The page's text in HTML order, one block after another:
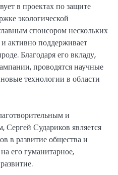
в проектах по защите
экологической
спонсором нескольких
активно поддерживает
Благодаря его вкладу,
проводятся научные
технологии в области
и
Судариков является
в развитие общества и
его гуманитарное,